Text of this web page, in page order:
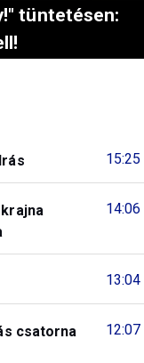
tüntetésen:
15:25
14:06
13:04
12:07
csatorna